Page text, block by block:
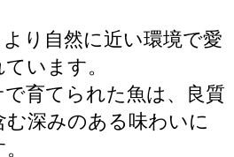
り自然に近い環境で愛
います。
育てられた魚は、良質
深みのある味わいに